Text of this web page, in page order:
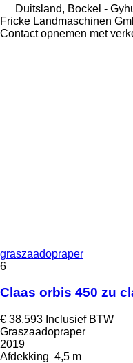
Duitsland, Bockel -
Fricke Landmaschinen
Contact opnemen met
graszaadopraper
6
Claas orbis 450 zu
€ 38.593 Inclusief BTW
Graszaadopraper
2019
Afdekking 4,5 m